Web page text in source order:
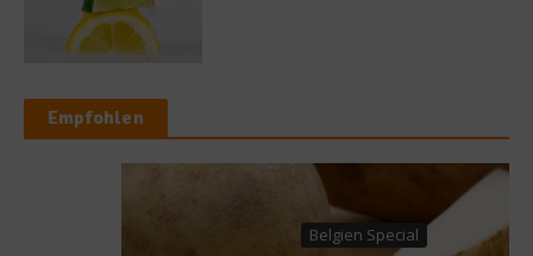
Empfohlen
Belgien Special